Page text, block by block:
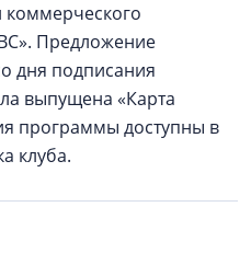
коммерческого
Предложение
дня подписания
выпущена «Карта
программы доступны в
клуба.